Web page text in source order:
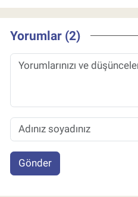
Yorumlar (2)
Gönder